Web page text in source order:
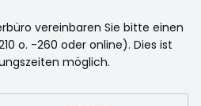
vereinbaren Sie bitte einen
o. -260 oder online). Dies ist
möglich.